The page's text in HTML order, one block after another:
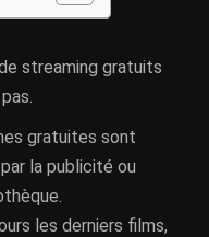
streaming gratuits
gratuites sont
la publicité ou
les derniers films,